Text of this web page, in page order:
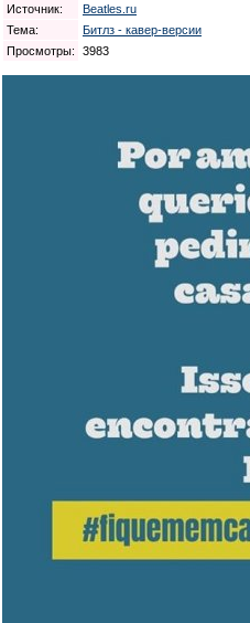
Источник:
Beatles.ru
Тема:
Битлз - кавер-версии
Просмотры:
3983